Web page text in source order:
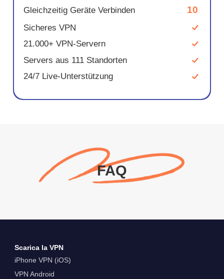
Gleichzeitig Geräte Verbinden 10
Sicheres VPN
21.000+ VPN-Servern
Servers aus 111 Standorten
24/7 Live-Unterstützung
FAQ
Scarica la VPN
iPhone VPN (iOS)
VPN Android